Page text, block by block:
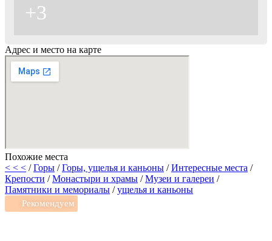
+3
Адрес и место на карте
Похожие места
< < < /Горы /Горы, ущелья и каньоны /Интересные места /
Крепости /Монастыри и храмы /Музеи и галереи /
Памятники и мемориалы /ущелья и каньоны
Рекомендуем